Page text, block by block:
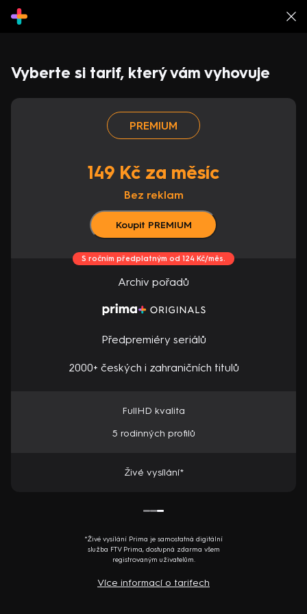
Vyberte si tarif, který vám vyhovuje
PREMIUM
149 Kč za měsíc
Bez reklam
Koupit PREMIUM
S ročním předplatným od 124 Kč/měs.
Archiv pořadů
Předpremiéry seriálů
2000+ českých i zahraničních titulů
FullHD kvalita
5 rodinných profilů
Živé vysílání*
*Živé vysílání Prima je samostatná digitální
služba FTV Prima, dostupná zdarma všem
registrovaným uživatelům.
Více informací o tarifech